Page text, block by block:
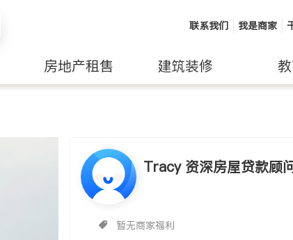
联系我们 我是商家
房地产租售 建筑装修
Tracy 资深房屋贷款顾
暂无商家福利